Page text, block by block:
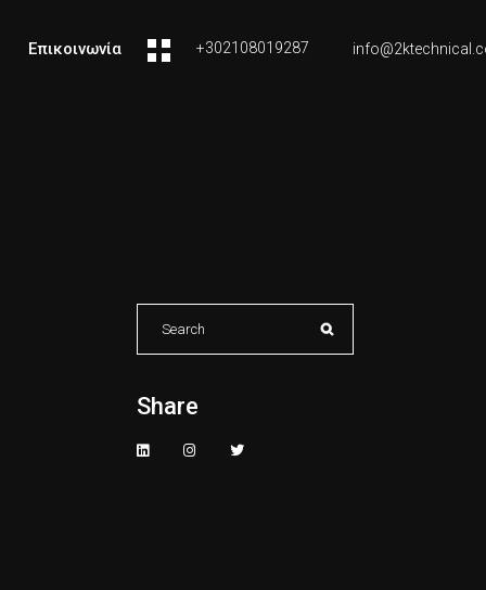
Επικοινωνία +302108019287
Search
Share